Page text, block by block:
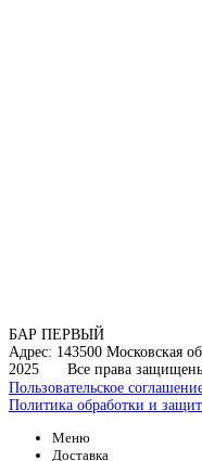
БАР ПЕРВЫЙ
Адрес: 143500 Московская
2025
Все права
Пользовательское
Политика обработки и
Меню
Доставка